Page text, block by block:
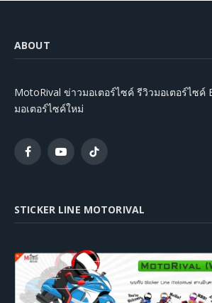
ABOUT
MotoRival ข่าวมอเตอร์ไซค์ รีวิวมอเตอร์ไซค์
มอเตอร์ไซค์ใหม่
FacebookYouTubeTikTok
STICKER LINE MOTORIVAL